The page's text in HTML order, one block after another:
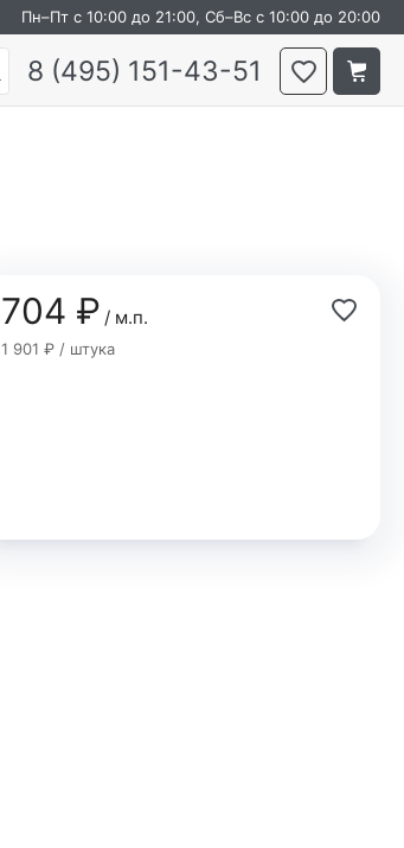
Пн–Пт с 10:00 до 21:00, Сб–Вс с 10:00 до 20:00
8 (495) 151-43-51
704 ₽/ м.п.
1 901 ₽ / штука